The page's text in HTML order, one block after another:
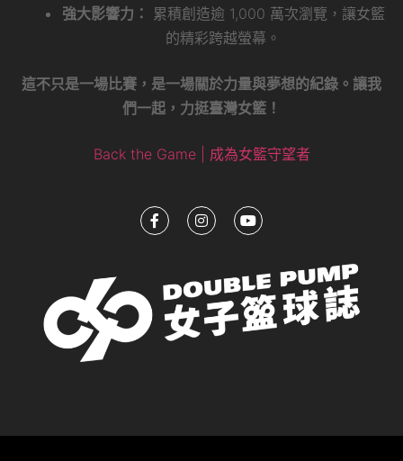
強大影響力：
累積創造逾 1,000 萬次瀏覽，讓女籃
的精彩跨越螢幕。
這不只是一場比賽，是一場關於力量與夢想的紀錄。讓我
們一起，力挺臺灣女籃！
Back the Game | 成為女籃守望者